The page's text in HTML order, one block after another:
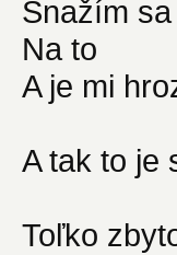
Snažím
Na to
A je mi
A tak to je
Toľko